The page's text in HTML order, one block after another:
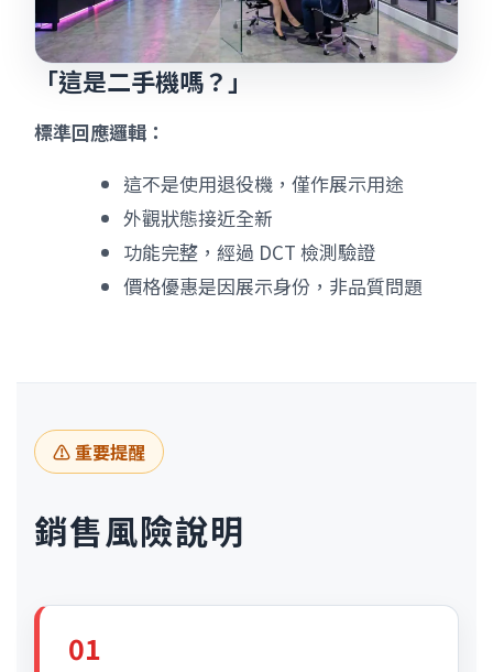
「這是二手機嗎？」
標準回應邏輯：
這不是使用退役機，僅作展示用途
外觀狀態接近全新
功能完整，經過 DCT 檢測驗證
價格優惠是因展示身份，非品質問題
⚠️ 重要提醒
銷售風險說明
01